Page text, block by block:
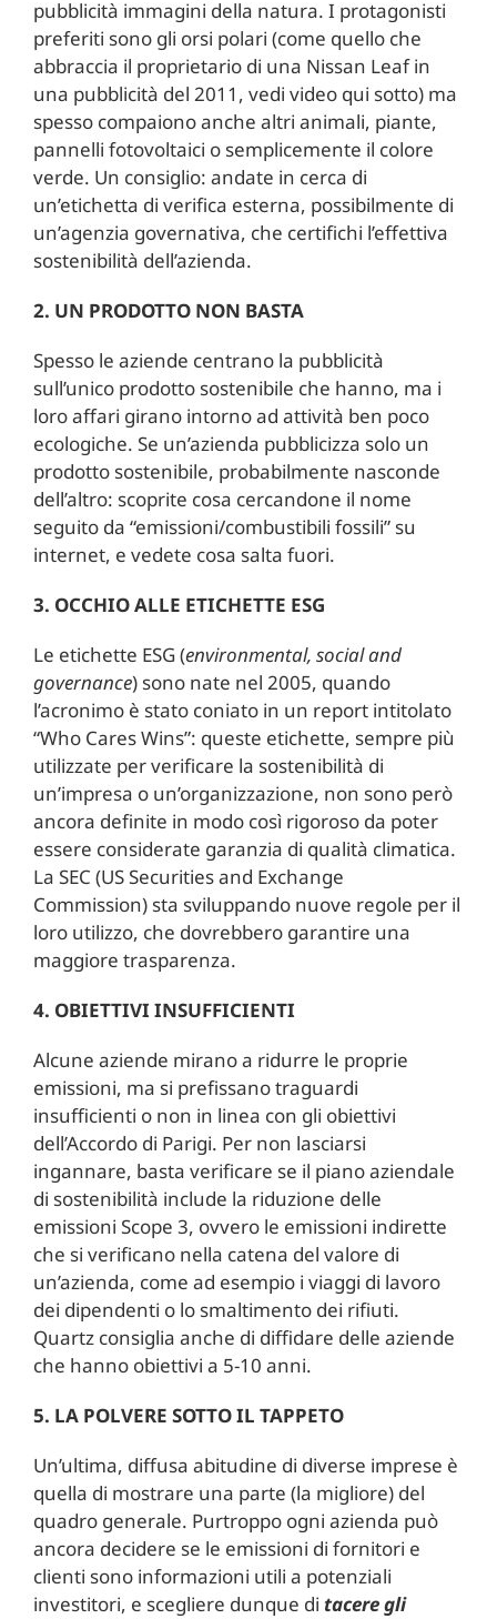
pubblicità immagini della natura. I protagonisti
preferiti sono gli orsi polari (come quello che
abbraccia il proprietario di una Nissan Leaf in
una pubblicità del 2011, vedi video qui sotto) ma
spesso compaiono anche altri animali, piante,
pannelli fotovoltaici o semplicemente il colore
verde. Un consiglio: andate in cerca di
un’etichetta di verifica esterna, possibilmente di
un’agenzia governativa, che certifichi l’effettiva
sostenibilità dell’azienda.
2. UN PRODOTTO NON BASTA
Spesso le aziende centrano la pubblicità
sull’unico prodotto sostenibile che hanno, ma i
loro affari girano intorno ad attività ben poco
ecologiche. Se un’azienda pubblicizza solo un
prodotto sostenibile, probabilmente nasconde
dell’altro: scoprite cosa cercandone il nome
seguito da “emissioni/combustibili fossili” su
internet, e vedete cosa salta fuori.
3. OCCHIO ALLE ETICHETTE ESG
Le etichette ESG (environmental, social and
governance) sono nate nel 2005, quando
l’acronimo è stato coniato in un report intitolato
“Who Cares Wins”: queste etichette, sempre più
utilizzate per verificare la sostenibilità di
un’impresa o un’organizzazione, non sono però
ancora definite in modo così rigoroso da poter
essere considerate garanzia di qualità climatica.
La SEC (US Securities and Exchange
Commission) sta sviluppando nuove regole per il
loro utilizzo, che dovrebbero garantire una
maggiore trasparenza.
4. OBIETTIVI INSUFFICIENTI
Alcune aziende mirano a ridurre le proprie
emissioni, ma si prefissano traguardi
insufficienti o non in linea con gli obiettivi
dell’Accordo di Parigi. Per non lasciarsi
ingannare, basta verificare se il piano aziendale
di sostenibilità include la riduzione delle
emissioni Scope 3, ovvero le emissioni indirette
che si verificano nella catena del valore di
un’azienda, come ad esempio i viaggi di lavoro
dei dipendenti o lo smaltimento dei rifiuti.
Quartz consiglia anche di diffidare delle aziende
che hanno obiettivi a 5-10 anni.
5. LA POLVERE SOTTO IL TAPPETO
Un’ultima, diffusa abitudine di diverse imprese è
quella di mostrare una parte (la migliore) del
quadro generale. Purtroppo ogni azienda può
ancora decidere se le emissioni di fornitori e
clienti sono informazioni utili a potenziali
investitori, e scegliere dunque di tacere gli